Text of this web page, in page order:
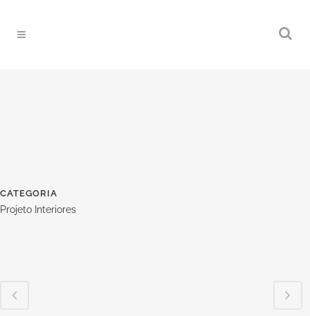
CATEGORIA
Projeto Interiores